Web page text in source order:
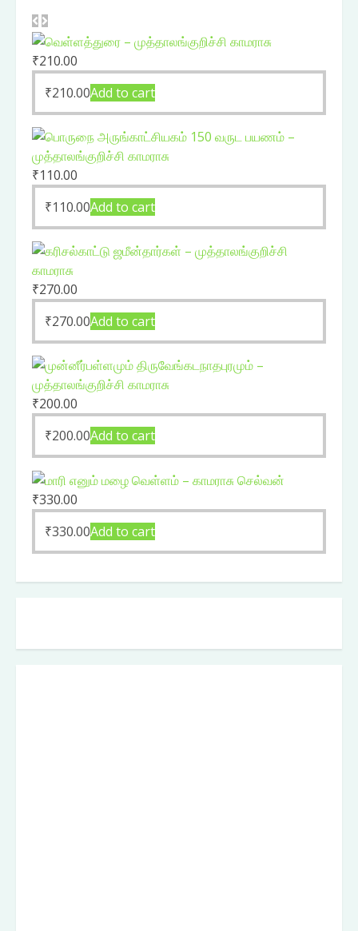
₹210.00
₹210.00Add to cart
₹110.00
₹110.00Add to cart
₹270.00
₹270.00Add to cart
₹200.00
₹200.00Add to cart
₹330.00
₹330.00Add to cart